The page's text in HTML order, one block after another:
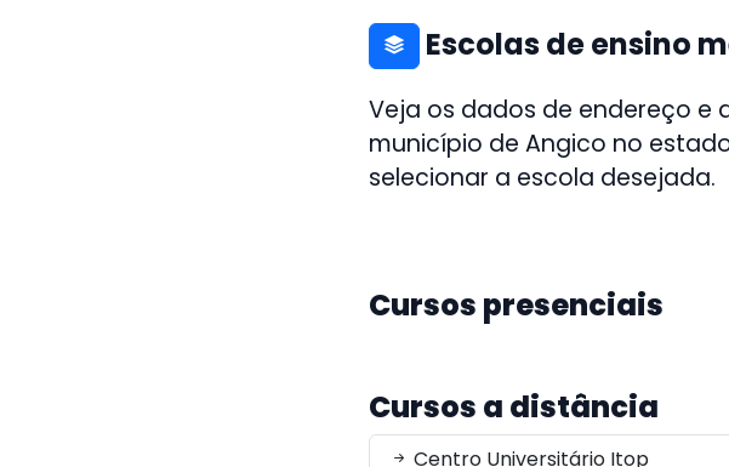
Escolas de ensino
Veja os dados de endereço e
município de Angico no
selecionar a escola desejada.
Cursos presenciais
Cursos a distância
Centro Universitário Itop